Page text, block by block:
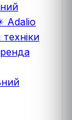
Adalio